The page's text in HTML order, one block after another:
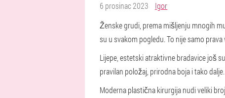
6 prosinac 2023
Igor
Ženske grudi, prema mišljenju mnogih
su u svakom pogledu. To nije samo
Lijepe, estetski atraktivne bradavice još
pravilan položaj, prirodna boja i tako dalje.
Moderna plastična kirurgija nudi veliki